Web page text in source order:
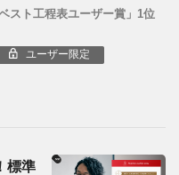
スト工程表ユーザー賞」1位
ユーザー限定
標準